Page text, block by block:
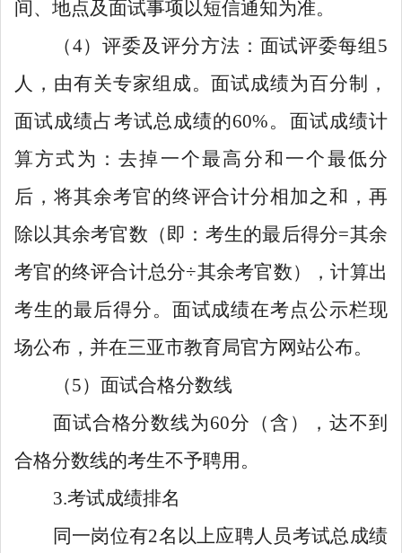
间、地点及面试事项以短信通知为准。
（4）评委及评分方法：面试评委每组5
人，由有关专家组成。面试成绩为百分制，
面试成绩占考试总成绩的60%。面试成绩计
算方式为：去掉一个最高分和一个最低分
后，将其余考官的终评合计分相加之和，再
除以其余考官数（即：考生的最后得分=其余
考官的终评合计总分÷其余考官数），计算出
考生的最后得分。面试成绩在考点公示栏现
场公布，并在三亚市教育局官方网站公布。
（5）面试合格分数线
面试合格分数线为60分（含），达不到
合格分数线的考生不予聘用。
3.考试成绩排名
同一岗位有2名以上应聘人员考试总成绩